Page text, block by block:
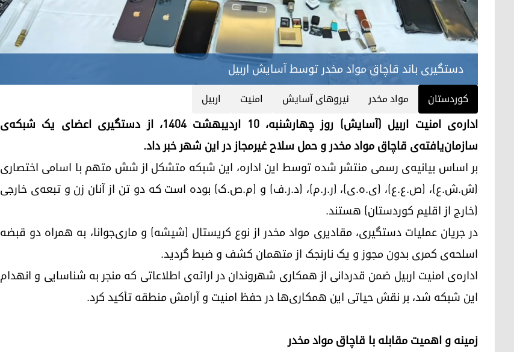
دستگیری باند قاچاق مواد مخدر توسط آسایش اربیل
کوردستان مواد مخدر نیروهای آسایش امنیت اربیل
اداره‌ی امنیت اربیل (آسایش) روز چهارشنبه، ۱۰ اردیبهشت ۱۴۰۴، از دستگیری اعضای یک شبکه‌ی
سازمان‌یافته‌ی قاچاق مواد مخدر و حمل سلاح غیرمجاز در این شهر خبر داد.
بر اساس بیانیه‌ی رسمی منتشر شده توسط این اداره، این شبکه متشکل از شش متهم با اسامی اختصاری
(ش.ش.ع)، (ص.ع.ع)، (ی.ه.ی)، (ر.ر.م)، (د.ر.ف) و (م.ص.ک) بوده است که دو تن از آنان زن و تبعه‌ی خارجی
(خارج از اقلیم کوردستان) هستند.
در جریان عملیات دستگیری، مقادیری مواد مخدر از نوع کریستال (شیشه) و ماری‌جوانا، به همراه دو قبضه
اسلحه‌ی کمری بدون مجوز و یک نارنجک از متهمان کشف و ضبط گردید.
اداره‌ی امنیت اربیل ضمن قدردانی از همکاری شهروندان در ارائه‌ی اطلاعاتی که منجر به شناسایی و انهدام
این شبکه شد، بر نقش حیاتی این همکاری‌ها در حفظ امنیت و آرامش منطقه تأکید کرد.
زمینه و اهمیت مقابله با قاچاق مواد مخدر